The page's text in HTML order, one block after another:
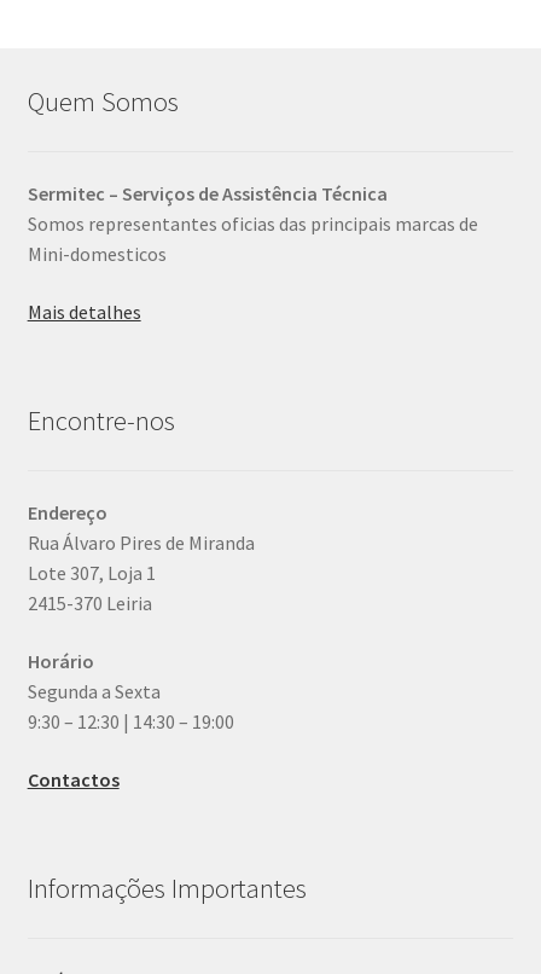
Quem Somos
Sermitec – Serviços de Assistência Técnica
Somos representantes oficias das principais marcas de
Mini-domesticos
Mais detalhes
Encontre-nos
Endereço
Rua Álvaro Pires de Miranda
Lote 307, Loja 1
2415-370 Leiria
Horário
Segunda a Sexta
9:30 – 12:30 | 14:30 – 19:00
Contactos
Informações Importantes